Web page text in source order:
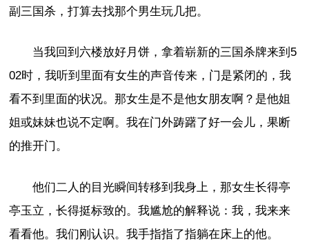
副三国杀，打算去找那个男生玩几把。
当我回到六楼放好月饼，拿着崭新的三国杀牌来到5
02时，我听到里面有女生的声音传来，门是紧闭的，我
看不到里面的状况。那女生是不是他女朋友啊？是他姐
姐或妹妹也说不定啊。我在门外踌躇了好一会儿，果断
的推开门。
他们二人的目光瞬间转移到我身上，那女生长得亭
亭玉立，长得挺标致的。我尴尬的解释说：我，我来来
看看他。我们刚认识。我手指指了指躺在床上的他。